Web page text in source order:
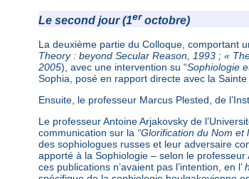
Le second jour (1eroctobre)
La deuxième partie du Colloque, comportant
Theory : beyond Secular Reason, 1993 ; «
2005), avec une intervention su “Sophiologie
Sophia, posé en rapport directe avec la
Ensuite, le professeur Marcus Plested, de
Le professeur Antoine Arjakovsky de
communication sur la “Glorification du Nom
des sophiologues russes et leur adversaire
apporté à la Sophiologie – selon le
ces publications n’avaient pas l’intention, en l’